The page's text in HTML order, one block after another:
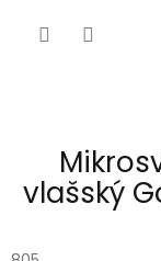
vlašský